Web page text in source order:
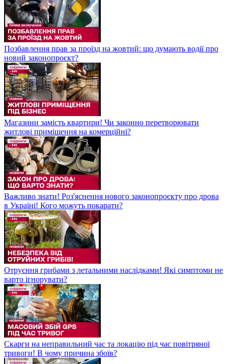
Позбавлення прав за проїзд на жовтий: що думають водії про
новий законопроєкт?
Магазини замість квартири! Чи законно перетворювати
житлові приміщення на комерційні?
Важливо знати! Роз'яснення нового законопроєкту про дрова
в Україні! Кого можуть покарати?
Отруєння грибами з летальними наслідками! Які симптоми не
варто ігнорувати?
Скарги на неправильний час та локацію під час повітряної
тривоги! В чому причина збоїв?